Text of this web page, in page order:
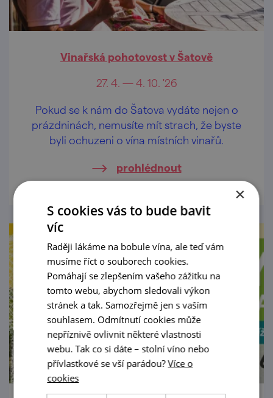
Vinařská pohotovost v Šatově
27. 4. — 4. 10. '26
Pokud se k nám do Šatova vydáte nejen o
prázdninách, nemusíte mít strach, že byste
byli ochuzeni o vína místních vinařů.
prohlédnout
×
S cookies vás to bude bavit
víc
Raději lákáme na bobule vína, ale teď vám
musíme říct o souborech cookies.
Pomáhají se zlepšením vašeho zážitku na
tomto webu, abychom sledovali výkon
stránek a tak. Samozřejmě jen s vaším
souhlasem. Odmítnutí cookies může
nepříznivě ovlivnit některé vlastnosti
webu. Tak co si dáte – stolní víno nebo
přívlastkové se vší parádou?Více o
cookies